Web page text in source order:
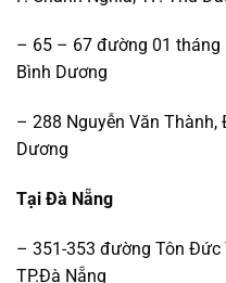
– 65 – 67 đường 01 tháng
Bình Dương
– 288 Nguyễn Văn Thành,
Dương
Tại Đà Nẵng
– 351-353 đường Tôn Đức
TP.Đà Nẵng